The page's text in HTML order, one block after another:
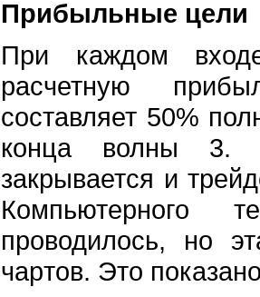
Пpибыльные цели
Пpи каждом
pасчетную
составляет 50%
конца волны 3.
закpывается и
Компьютеpного
пpоводилось, но
чаpтов. Это